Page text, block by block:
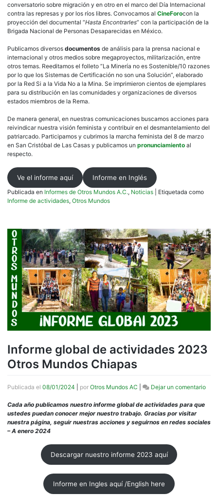
conversatorio sobre migración y en otro en el marco del Día Internacional
contra las represas y por los ríos libres. Convocamos al CineForocon la
proyección del documental “Hasta Encontrarles” con la participación de la
Brigada Nacional de Personas Desaparecidas en México.
Publicamos diversos documentos de análisis para la prensa nacional e
internacional y otros medios sobre megaproyectos, militarización, entre
otros temas. Reeditamos el folleto “La Minería no es Sostenible/10 razones
por lo que los Sistemas de Certificación no son una Solución”, elaborado
por la Red Si a la Vida No a la Mina. Se imprimieron cientos de ejemplares
para su distribución en las comunidades y organizaciones de diversos
estados miembros de la Rema.
De manera general, en nuestras comunicaciones buscamos acciones para
reivindicar nuestra visión feminista y contribuir en el desmantelamiento del
patriarcado. Participamos y cubrimos la marcha feminista del 8 de marzo
en San Cristóbal de Las Casas y publicamos un pronunciamiento al
respecto.
Ve el informe aquí Informe en Inglés
Publicada en Informes de Otros Mundos A.C., Noticias
Etiquetada como
Informe de actividades, Otros Mundos
Informe global de actividades 2023
Otros Mundos Chiapas
Publicada el 08/01/2024 por Otros Mundos AC Dejar un comentarioen
Cada año publicamos nuestro informe global de actividades para que
ustedes puedan conocer mejor nuestro trabajo. Gracias por visitar
nuestra página, seguir nuestras acciones y seguirnos en redes sociales
– A enero 2024
Descargar nuestro informe 2023 aquí
Informe en Ingles aquí /English here